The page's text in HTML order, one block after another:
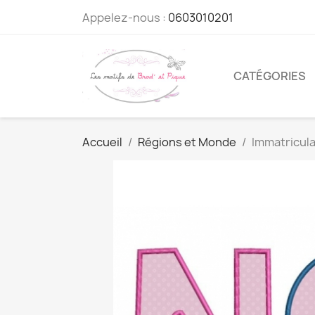
Appelez-nous : 0603010201
CATÉGORIES
Accueil Régions et Monde